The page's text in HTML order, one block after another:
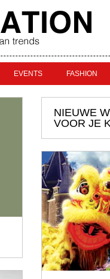
EVENTS FASHION
NIEUWE
VOOR JE